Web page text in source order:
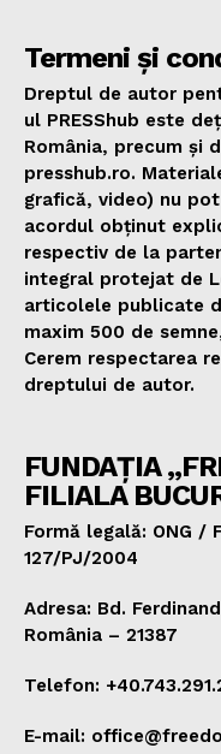
Termeni și
Dreptul de autor
ul PRESShub este
România, precum și
presshub.ro.
grafică, video) nu
acordul obținut
respectiv de la
integral protejat de
articolele publicate
maxim 500 de
Cerem respectarea
dreptului de autor.
FUNDAȚIA
FILIALA
Formă legală: ONG /
127/PJ/2004
Adresa: Bd.
România – 21387
Telefon:
E-mail: